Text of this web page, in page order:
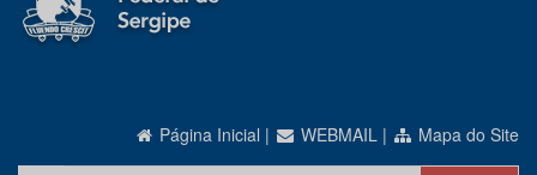
Página Inicial | WEBMAIL | Mapa do Site